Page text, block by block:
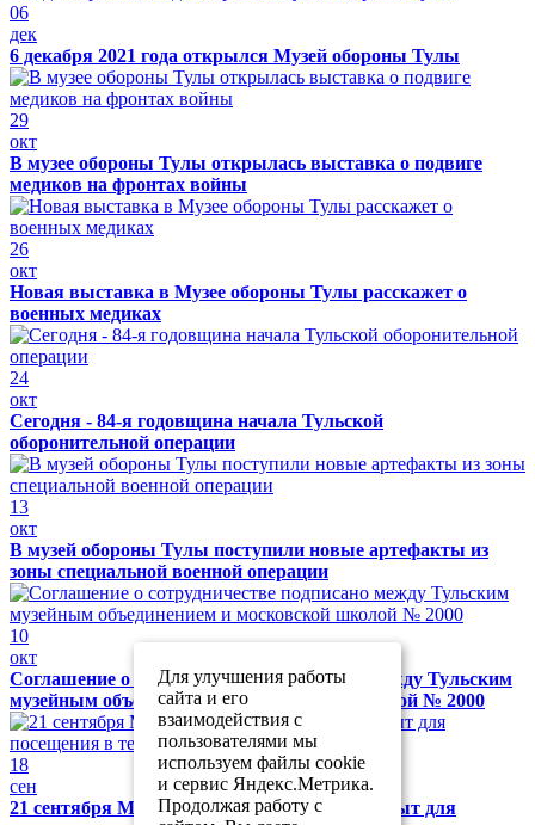
06
дек
6 декабря 2021 года открылся Музей обороны Тулы
29
окт
В музее обороны Тулы открылась выставка о подвиге
медиков на фронтах войны
26
окт
Новая выставка в Музее обороны Тулы расскажет о
военных медиках
24
окт
Сегодня - 84-я годовщина начала Тульской
оборонительной операции
13
окт
В музей обороны Тулы поступили новые артефакты из
зоны специальной военной операции
10
окт
Соглашение о сотрудничестве подписано между Тульским
музейным объединением и московской школой № 2000
18
сен
21 сентября Музей обороны Тулы будет закрыт для
Для улучшения работы
сайта и его
взаимодействия с
пользователями мы
используем файлы cookie
и сервис Яндекс.Метрика.
Продолжая работу с